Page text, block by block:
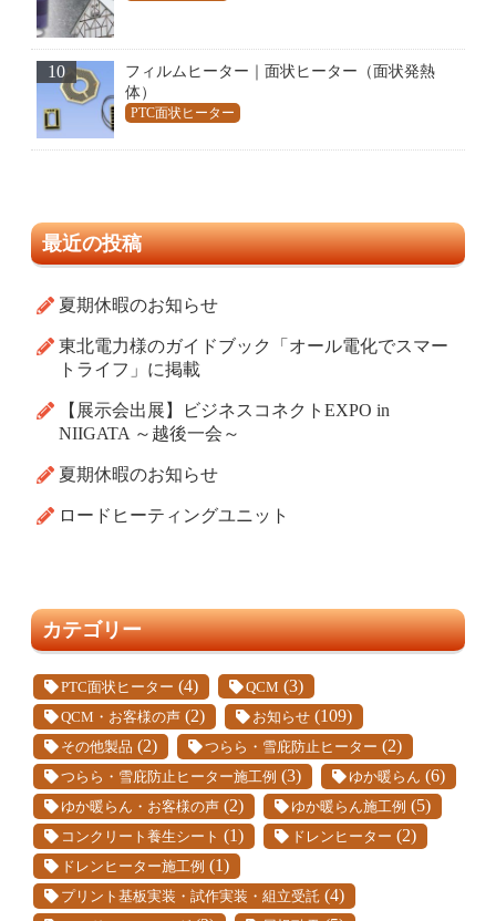
10
フィルムヒーター｜面状ヒーター（面状発熱
体）
PTC面状ヒーター
最近の投稿
夏期休暇のお知らせ
東北電力様のガイドブック「オール電化でスマー
トライフ」に掲載
【展示会出展】ビジネスコネクトEXPO in
NIIGATA ～越後一会～
夏期休暇のお知らせ
ロードヒーティングユニット
カテゴリー
PTC面状ヒーター (4) QCM (3)
QCM・お客様の声 (2) お知らせ (109)
その他製品 (2) つらら・雪庇防止ヒーター (2)
つらら・雪庇防止ヒーター施工例 (3) ゆか暖らん (6)
ゆか暖らん・お客様の声 (2) ゆか暖らん施工例 (5)
コンクリート養生シート (1) ドレンヒーター (2)
ドレンヒーター施工例 (1)
プリント基板実装・試作実装・組立受託 (4)